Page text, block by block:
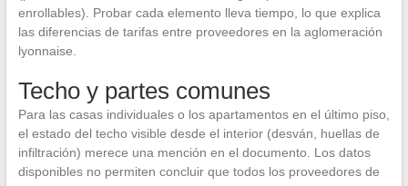
enrollables). Probar cada elemento lleva tiempo, lo que explica
las diferencias de tarifas entre proveedores en la aglomeración
lyonnaise.
Techo y partes comunes
Para las casas individuales o los apartamentos en el último piso,
el estado del techo visible desde el interior (desván, huellas de
infiltración) merece una mención en el documento. Los datos
disponibles no permiten concluir que todos los proveedores de